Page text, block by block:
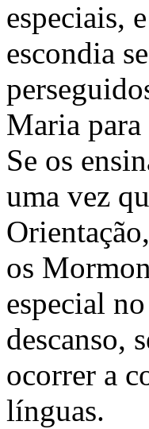
especiais,
escondia
Maria
Se os
uma vez
os
especial
descanso,
ocorrer a
línguas.